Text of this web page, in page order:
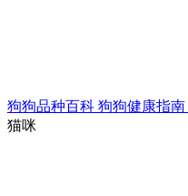
狗狗品种百科 狗狗健康指南
猫咪